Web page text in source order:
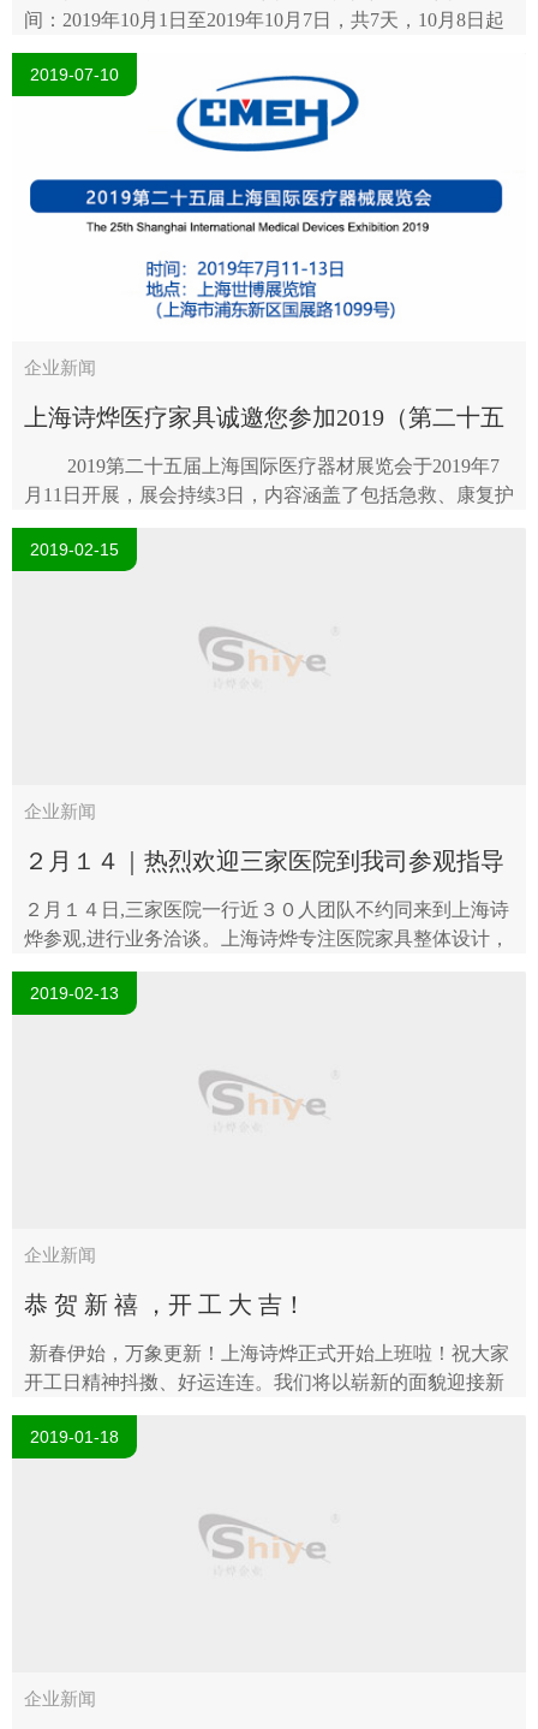
间：2019年10月1日至2019年10月7日，共7天，10月8日起
正常上班。因国庆调休，节前9月29日（周日），节后10月
12日（周六）需正常上班。请各位..
2019-07-10
企业新闻
上海诗烨医疗家具诚邀您参加2019（第二十五
届）上海国际医疗器械展览会
2019第二十五届上海国际医疗器材展览会于2019年7
月11日开展，展会持续3日，内容涵盖了包括急救、康复护
理、医疗用品和医疗信息技术等产品。参加本次展会的包
括智能医疗器材、急救用品..
2019-02-15
企业新闻
２月１４｜热烈欢迎三家医院到我司参观指导
２月１４日,三家医院一行近３０人团队不约同来到上海诗
烨参观,进行业务洽谈。上海诗烨专注医院家具整体设计，
诗烨医用家具、办公家具品类齐全，欢迎各地合作伙伴参
观指导医用家具网：www.sy021...
2019-02-13
企业新闻
恭 贺 新 禧 ，开 工 大 吉！
新春伊始，万象更新！上海诗烨正式开始上班啦！祝大家
开工日精神抖擞、好运连连。我们将以崭新的面貌迎接新
的一年。大年初八，我们开工啦！拿着老板发的开工红
包，大家伙心里美滋滋的，我..
2019-01-18
企业新闻